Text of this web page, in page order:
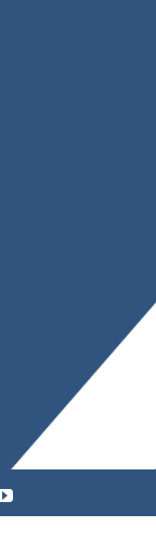
YouTube